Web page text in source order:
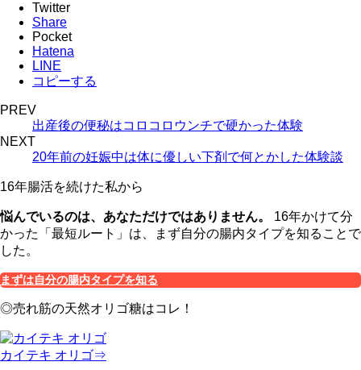
Twitter
Share
Pocket
Hatena
LINE
コピーする
PREV
出産後の便秘はコロコロウンチで硬かった体験
NEXT
20年前の妊娠中は体に優しい下剤で何とかした体験談
16年腸活を続けた私から
悩んでいるのは、あなただけではありません。
16年かけて分
かった「最短ルート」は、まず自分の腸内タイプを知ることで
した。
まずは自分の腸内タイプを知る
◎売れ筋の天然オリゴ糖はコレ！
カイテキ オリゴ⇒